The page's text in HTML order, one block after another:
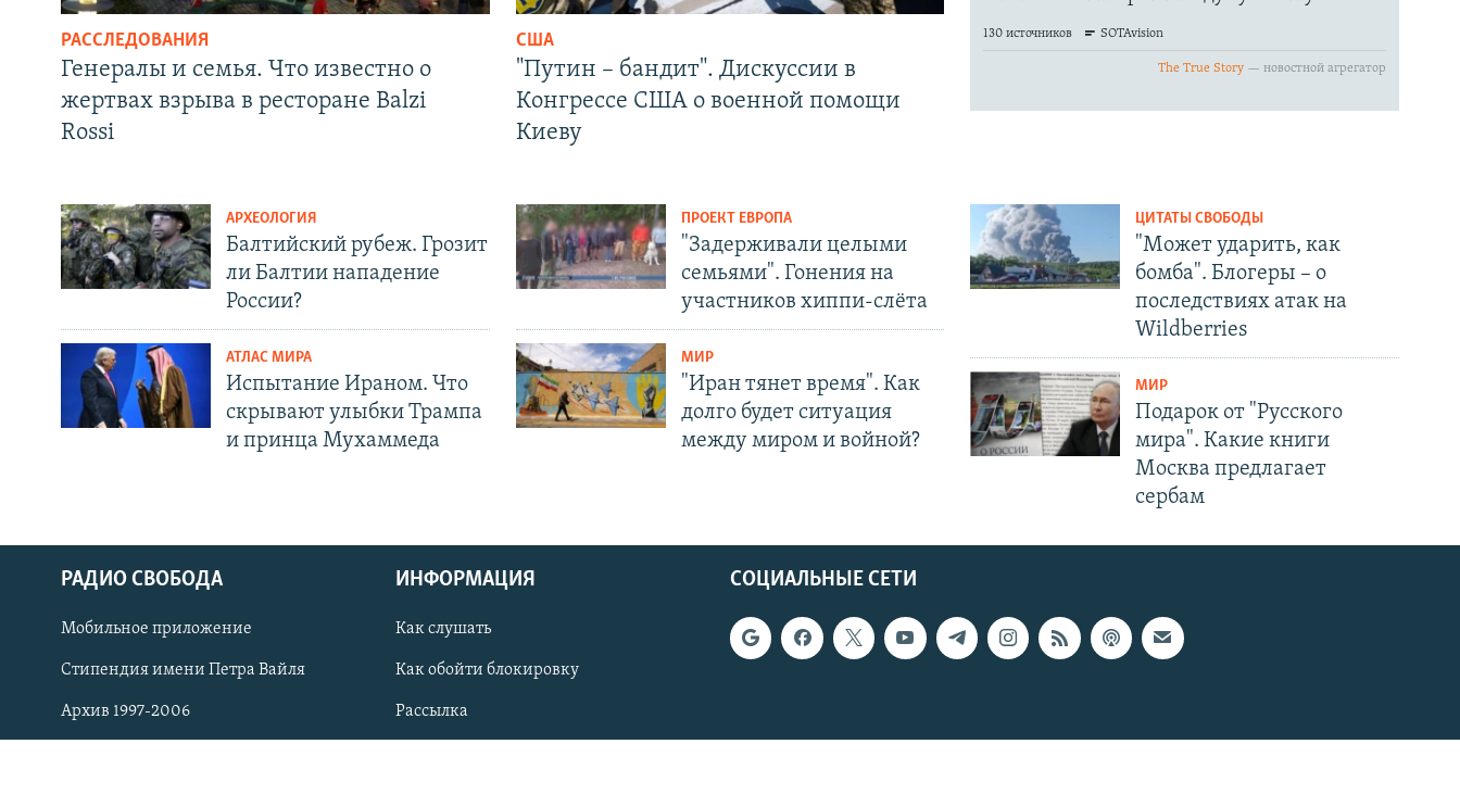
СОЦИАЛЬНЫЕ СЕТИ
РАССЛЕДОВАНИЯ
Генералы и семья. Что известно о
жертвах взрыва в ресторане Balzi
Rossi
США
"Путин – бандит". Дискуссии в
Конгрессе США о военной помощи
Киеву
АРХЕОЛОГИЯ
Балтийский рубеж. Грозит
ли Балтии нападение
России?
АТЛАС МИРА
Испытание Ираном. Что
скрывают улыбки Трампа
и принца Мухаммеда
ПРОЕКТ ЕВРОПА
"Задерживали целыми
семьями". Гонения на
участников хиппи-слёта
МИР
"Иран тянет время". Как
долго будет ситуация
между миром и войной?
ЦИТАТЫ СВОБОДЫ
"Может ударить, как
бомба". Блогеры – о
последствиях атак на
Wildberries
МИР
Подарок от "Русского
мира". Какие книги
Москва предлагает
сербам
СОЦИАЛЬНЫЕ СЕТИ
РАДИО СВОБОДА
Мобильное приложение
Стипендия имени Петра Вайля
Архив 1997-2006
ИНФОРМАЦИЯ
Как слушать
Как обойти блокировку
Рассылка